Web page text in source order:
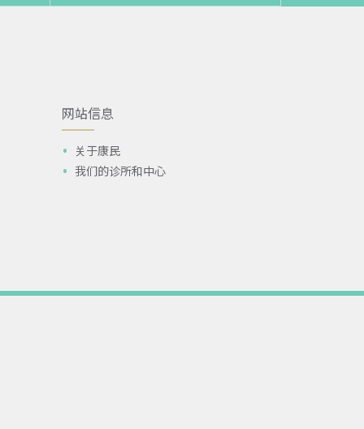
网站信息
关于康民
我们的诊所和中心